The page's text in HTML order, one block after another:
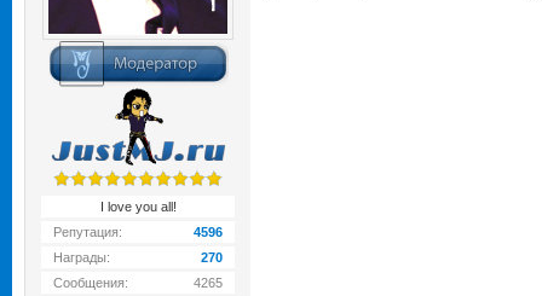
I love you all!
Репутация:
4596
Награды:
270
Сообщения:
4265